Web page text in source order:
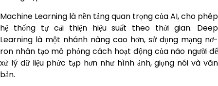
Machine Learning là nền tảng quan trọng của AI, cho phép
hệ thống tự cải thiện hiệu suất theo thời gian. Deep
Learning là một nhánh nâng cao hơn, sử dụng mạng nơ-
ron nhân tạo mô phỏng cách hoạt động của não người để
xử lý dữ liệu phức tạp hơn như hình ảnh, giọng nói và văn
bản.